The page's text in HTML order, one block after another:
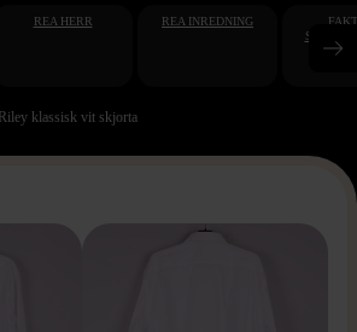
REA HERR REA INREDNING
Riley klassisk vit skjorta